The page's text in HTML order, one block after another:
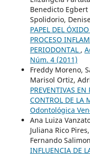
Benedicto Egbert
Spolidorio,
PAPEL DEL
PROCESO
PERIODONTAL ,
Núm. 4 (2011)
Freddy Moreno,
Marisol Ortiz,
PREVENTIVAS
CONTROL DE LA
Odontológica
Ana Luiza
Juliana Rico
Fernando
INFLUENCIA DE